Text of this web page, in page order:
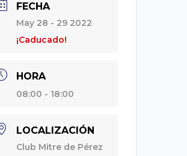
FECHA
May 28 - 29 2022
¡Caducado!
HORA
08:00 - 18:00
LOCALIZACIÓN
Club Mitre de Pérez